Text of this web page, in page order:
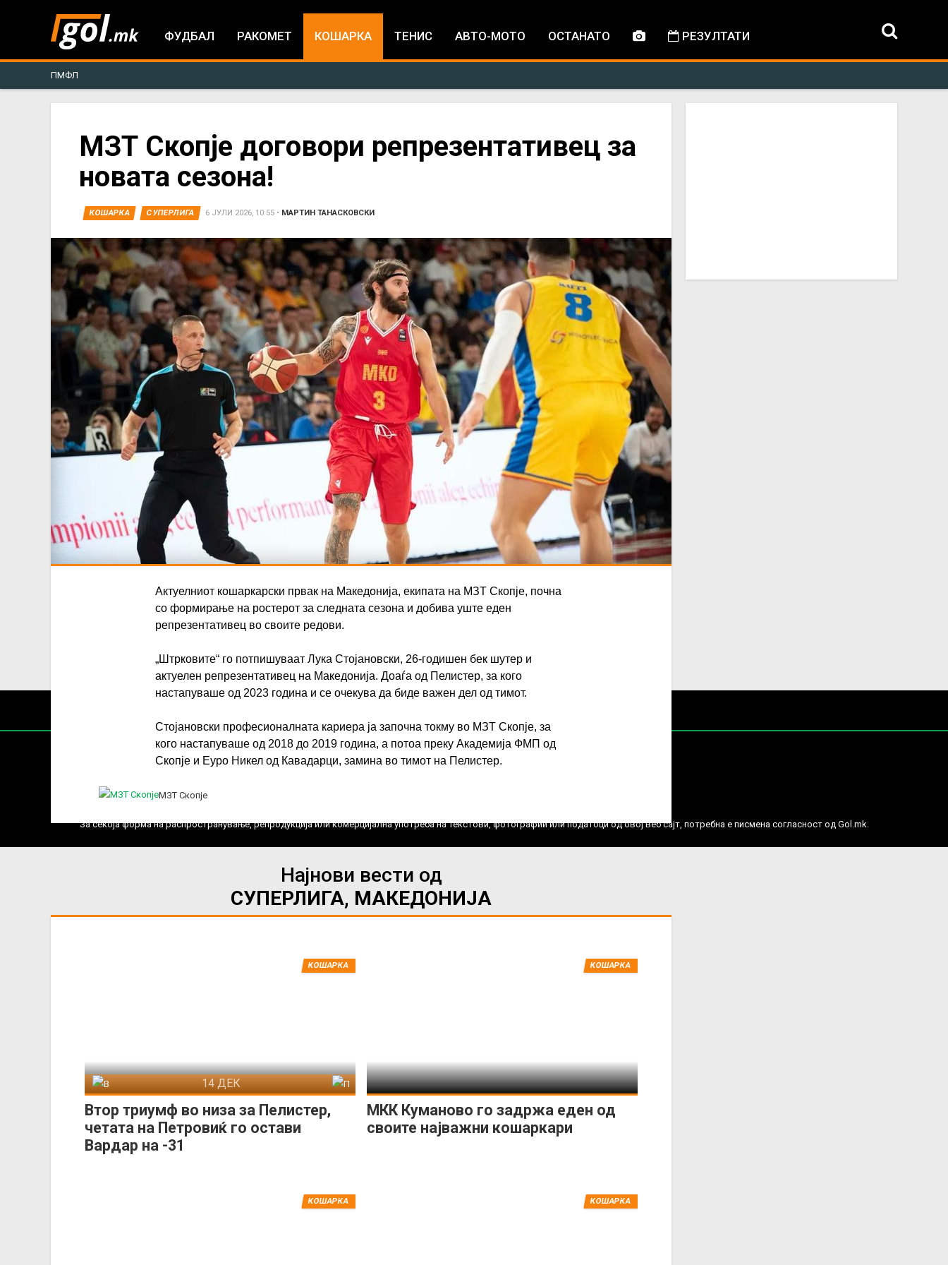
ФУДБАЛ РАКОМЕТ КОШАРКА ТЕНИС АВТО-МОТО ОСТАНАТО РЕЗУЛТАТИ
ПМФЛ
here
МЗТ Скопје договори репрезентативец за
новата сезона!
КОШАРКА СУПЕРЛИГА 6 ЈУЛИ 2026, 10:55 • МАРТИН ТАНАСКОВСКИ
Актуелниот кошаркарски првак на Македонија, екипата на МЗТ Скопје, почна
со формирање на ростерот за следната сезона и добива уште еден
репрезентативец во своите редови.
„Штрковите“ го потпишуваат Лука Стојановски, 26-годишен бек шутер и
актуелен репрезентативец на Македонија. Доаѓа од Пелистер, за кого
настапуваше од 2023 година и се очекува да биде важен дел од тимот.
Стојановски професионалната кариера ја започна токму во МЗТ Скопје, за
кого настапуваше од 2018 до 2019 година, а потоа преку Академија ФМП од
Скопје и Еуро Никел од Кавадарци, замина во тимот на Пелистер.
МЗТ Скопје
Најнови вести од
СУПЕРЛИГА, МАКЕДОНИЈА
Втор триумф во низа за Пелистер,
четата на Петровиќ го остави
Вардар на -31
КОШАРКА
14 ДЕК
МКК Куманово го задржа еден од
своите најважни кошаркари
КОШАРКА
КОШАРКА КОШАРКА
© 2016-2026 Gol.mk
За секоја форма на распространување, репродукција или комерцијална употреба на текстови, фотографии или податоци од овој веб сајт, потребна е писмена согласност од Gol.mk.